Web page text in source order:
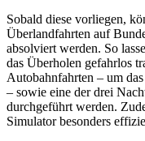
Sobald diese vorliegen,
Überlandfahrten auf
absolviert werden. So
das Überholen gefahrlos
Autobahnfahrten – um
– sowie eine der drei
durchgeführt werden.
Simulator besonders